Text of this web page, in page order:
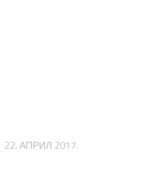
22. АПРИЛ 2017.